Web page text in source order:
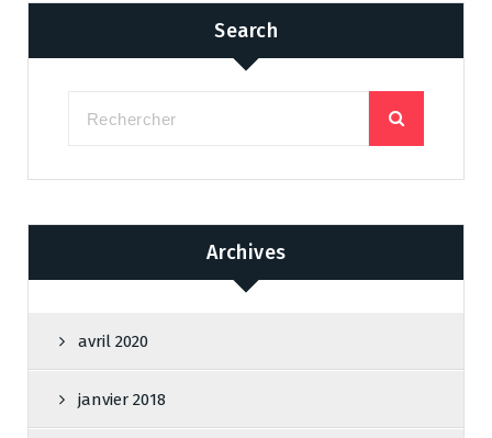
Search
Archives
avril 2020
janvier 2018